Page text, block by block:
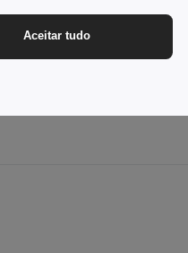
Aceitar tudo